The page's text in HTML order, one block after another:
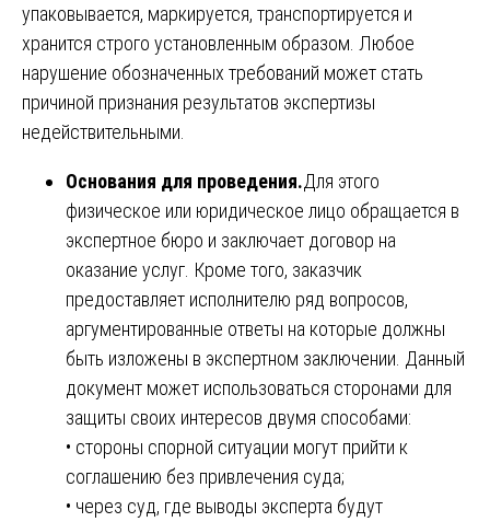
упаковывается, маркируется, транспортируется и
хранится строго установленным образом. Любое
нарушение обозначенных требований может стать
причиной признания результатов экспертизы
недействительными.
Основания для проведения.Для этого
физическое или юридическое лицо обращается в
экспертное бюро и заключает договор на
оказание услуг. Кроме того, заказчик
предоставляет исполнителю ряд вопросов,
аргументированные ответы на которые должны
быть изложены в экспертном заключении. Данный
документ может использоваться сторонами для
защиты своих интересов двумя способами:
• стороны спорной ситуации могут прийти к
соглашению без привлечения суда;
• через суд, где выводы эксперта будут